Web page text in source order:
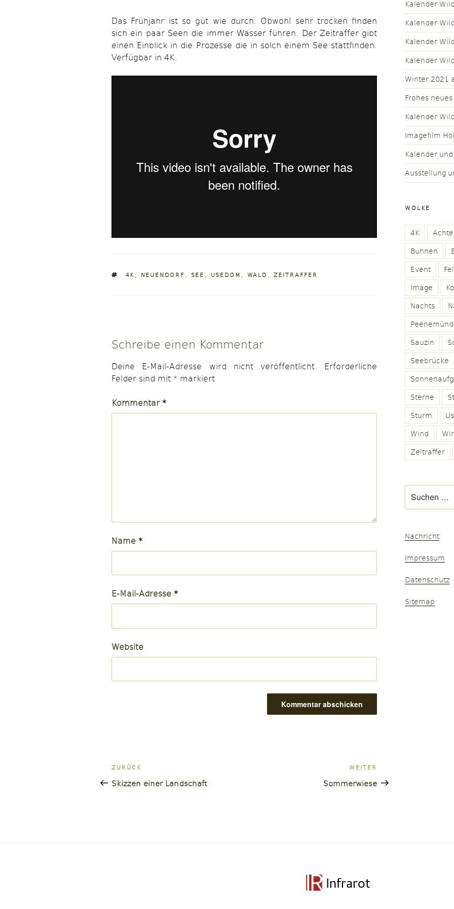
Das Frühjahr ist so gut wie durch. Obwohl sehr trocken finden
sich ein paar Seen die immer Wasser führen. Der Zeitraffer gibt
einen Einblick in die Prozesse die in solch einem See stattfinden.
Verfügbar in 4K.
SCHLAGWÖRTER
4K , NEUENDORF , SEE , USEDOM , WALD , ZEITRAFFER
Schreibe einen Kommentar
Deine E-Mail-Adresse wird nicht veröffentlicht.
Erforderliche
Felder sind mit * markiert
Kommentar*
Name *
E-Mail-Adresse *
Website
Beitragsnavigation
Vorheriger
Beitrag
ZURÜCK
Skizzen einer Landschaft
Beitrag
WEITER
Sommerwiese
Kalender
Kalender
Kalender
Kalender
Winter 2021
Frohes
Kalender
Imagefilm
Kalender
Ausstellung
WOLKE
4K
Buhnen
Event
Image
Nachts
Sauzin
Seebrücke
Sterne
Sturm
Wind
Zeitraffer
nach:
Nachricht
Impressum
Datenschutz
Sitemap